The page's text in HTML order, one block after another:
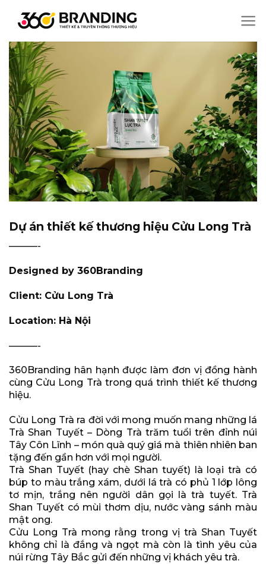
dung
Dự án thiết kế thương hiệu Cửu Long Trà
———-
Designed by 360Branding
Client: Cửu Long Trà
Location: Hà Nội
———-
360Branding hân hạnh được làm đơn vị đồng hành
cùng Cửu Long Trà trong quá trình thiết kế thương
hiệu.
Cửu Long Trà ra đời với mong muốn mang những lá
Trà Shan Tuyết – Dòng Trà trăm tuổi trên đỉnh núi
Tây Côn Lĩnh – món quà quý giá mà thiên nhiên ban
tặng đến gần hơn với mọi người.
Trà Shan Tuyết (hay chè Shan tuyết) là loại trà có
búp to màu trắng xám, dưới lá trà có phủ 1 lớp lông
tơ mịn, trắng nên người dân gọi là trà tuyết. Trà
Shan Tuyết có mùi thơm dịu, nước vàng sánh màu
mật ong.
Cửu Long Trà mong rằng trong vị trà Shan Tuyết
không chỉ là đắng và ngọt mà còn là tình yêu của
núi rừng Tây Bắc gửi đến những vị khách yêu trà.